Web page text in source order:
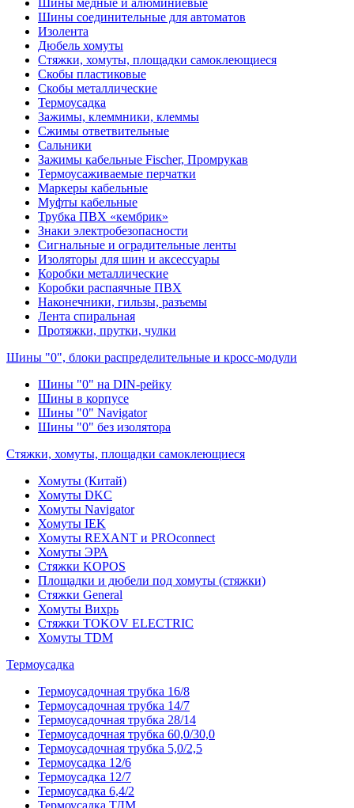
Шины медные и алюминиевые
Шины соединительные для автоматов
Изолента
Дюбель хомуты
Стяжки, хомуты, площадки самоклеющиеся
Скобы пластиковые
Скобы металлические
Термоусадка
Зажимы, клеммники, клеммы
Сжимы ответвительные
Сальники
Зажимы кабельные Fischer, Промрукав
Термоусаживаемые перчатки
Маркеры кабельные
Муфты кабельные
Трубка ПВХ «кембрик»
Знаки электробезопасности
Сигнальные и оградительные ленты
Изоляторы для шин и аксессуары
Коробки металлические
Коробки распаячные ПВХ
Наконечники, гильзы, разъемы
Лента спиральная
Протяжки, прутки, чулки
Шины "0", блоки распределительные и кросс-модули
Шины "0" на DIN-рейку
Шины в корпусе
Шины "0" Navigator
Шины "0" без изолятора
Стяжки, хомуты, площадки самоклеющиеся
Хомуты (Китай)
Хомуты DKC
Хомуты Navigator
Хомуты IEK
Хомуты REXANT и PROconnect
Хомуты ЭРА
Стяжки KOPOS
Площадки и дюбели под хомуты (стяжки)
Стяжки General
Хомуты Вихрь
Стяжки TOKOV ELECTRIC
Хомуты TDM
Термоусадка
Термоусадочная трубка 16/8
Термоусадочная трубка 14/7
Термоусадочная трубка 28/14
Термоусадочная трубка 60,0/30,0
Термоусадочная трубка 5,0/2,5
Термоусадка 12/6
Термоусадка 12/7
Термоусадка 6,4/2
Термоусадка ТДМ